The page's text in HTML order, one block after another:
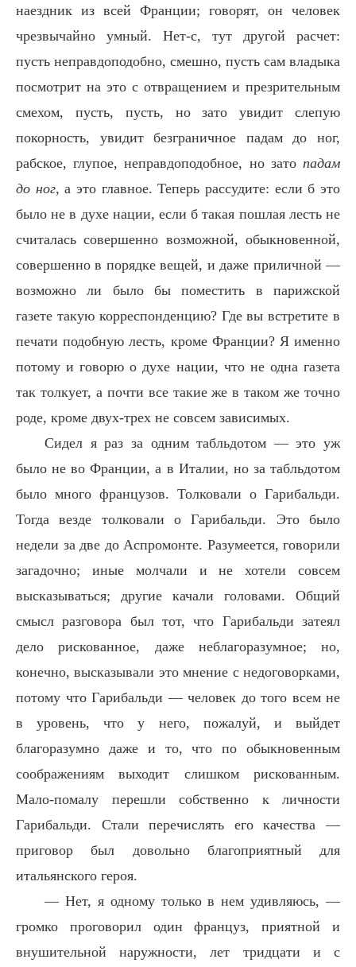
наездник из всей Франции; говорят, он человек
чрезвычайно умный. Нет-с, тут другой расчет:
пусть неправдоподобно, смешно, пусть сам владыка
посмотрит на это с отвращением и презрительным
смехом, пусть, пусть, но зато увидит слепую
покорность, увидит безграничное падам до ног,
рабское, глупое, неправдоподобное, но зато падам
до ног, а это главное. Теперь рассудите: если б это
было не в духе нации, если б такая пошлая лесть не
считалась совершенно возможной, обыкновенной,
совершенно в порядке вещей, и даже приличной —
возможно ли было бы поместить в парижской
газете такую корреспонденцию? Где вы встретите в
печати подобную лесть, кроме Франции? Я именно
потому и говорю о духе нации, что не одна газета
так толкует, а почти все такие же в таком же точно
роде, кроме двух-трех не совсем зависимых.
Сидел я раз за одним табльдотом — это уж
было не во Франции, а в Италии, но за табльдотом
было много французов. Толковали о Гарибальди.
Тогда везде толковали о Гарибальди. Это было
недели за две до Аспромонте. Разумеется, говорили
загадочно; иные молчали и не хотели совсем
высказываться; другие качали головами. Общий
смысл разговора был тот, что Гарибальди затеял
дело рискованное, даже неблагоразумное; но,
конечно, высказывали это мнение с недоговорками,
потому что Гарибальди — человек до того всем не
в уровень, что у него, пожалуй, и выйдет
благоразумно даже и то, что по обыкновенным
соображениям выходит слишком рискованным.
Мало-помалу перешли собственно к личности
Гарибальди. Стали перечислять его качества —
приговор был довольно благоприятный для
итальянского героя.
— Нет, я одному только в нем удивляюсь, —
громко проговорил один француз, приятной и
внушительной наружности, лет тридцати и с